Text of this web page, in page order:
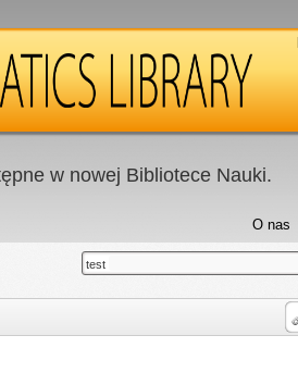
w nowej Bibliotece Nauki.
O nas
test